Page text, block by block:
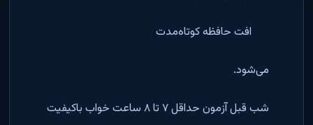
افت حافظه کوتاه‌مدت
می‌شود.
شب قبل آزمون حداقل ۷ تا ۸ ساعت خواب باکیفیت